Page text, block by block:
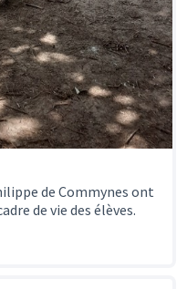
de Commynes ont
de vie des élèves.